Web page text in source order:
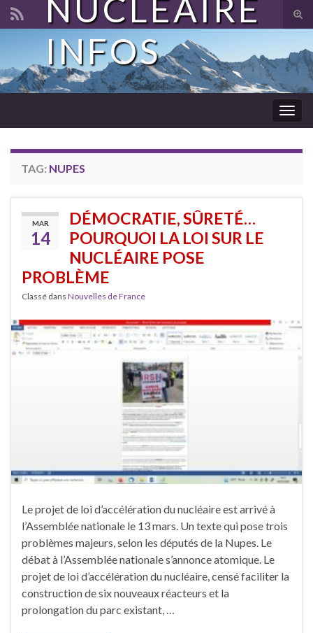
Search for:
NUCLÉAIRE
INFOS
TAG: NUPES
MAR
14
DÉMOCRATIE, SÛRETÉ…
POURQUOI LA LOI SUR LE
NUCLÉAIRE POSE
PROBLÈME
Classé dans Nouvelles de France
Le projet de loi d’accélération du nucléaire est arrivé à
l’Assemblée nationale le 13 mars. Un texte qui pose trois
problèmes majeurs, selon les députés de la Nupes. Le
débat à l’Assemblée nationale s’annonce atomique. Le
projet de loi d’accélération du nucléaire, censé faciliter la
construction de six nouveaux réacteurs et la
prolongation du parc existant, …